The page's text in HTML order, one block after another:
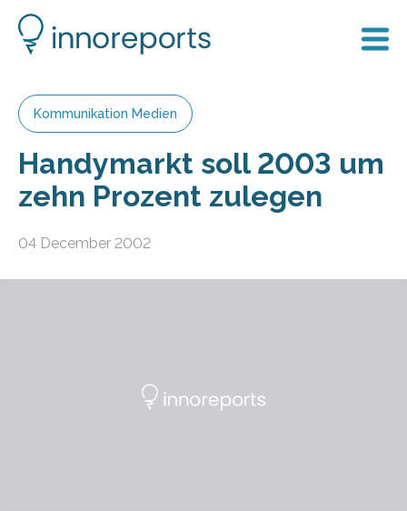
Kommunikation Medien
Handymarkt soll 2003 um
zehn Prozent zulegen
04 December 2002